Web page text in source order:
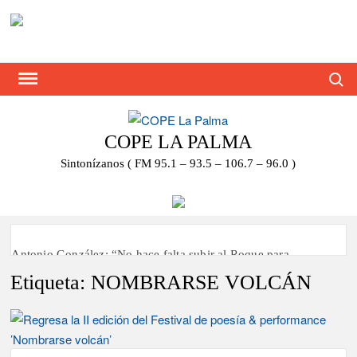
COPE LA PALMA
Sintonízanos ( FM 95.1 – 93.5 – 106.7 – 96.0 )
Antonio González: “No hace falta subir al Roque para
la actualidad de la Diócesis
Etiqueta:NOMBRARSE VOLCÁN